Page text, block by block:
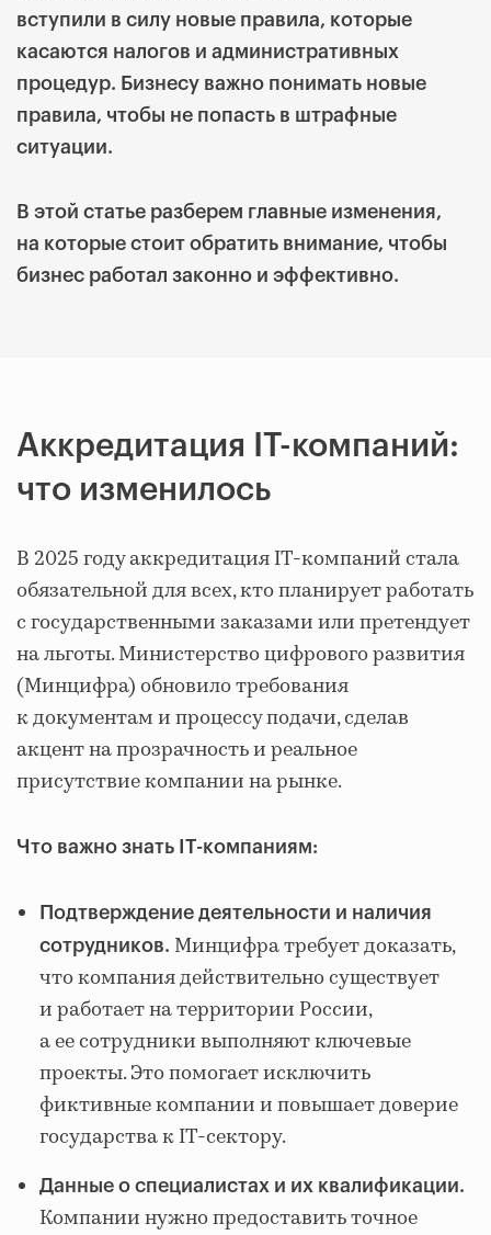
вступили в силу новые правила, которые
касаются налогов и административных
процедур. Бизнесу важно понимать новые
правила, чтобы не попасть в штрафные
ситуации.
В этой статье разберем главные изменения,
на которые стоит обратить внимание, чтобы
бизнес работал законно и эффективно.
Аккредитация IT-компаний:
что изменилось
В 2025 году аккредитация IT-компаний стала
обязательной для всех, кто планирует работать
с государственными заказами или претендует
на льготы. Министерство цифрового развития
(Минцифра) обновило требования
к документам и процессу подачи, сделав
акцент на прозрачность и реальное
присутствие компании на рынке.
Что важно знать IT-компаниям:
Подтверждение деятельности и наличия
сотрудников. Минцифра требует доказать,
что компания действительно существует
и работает на территории России,
а ее сотрудники выполняют ключевые
проекты. Это помогает исключить
фиктивные компании и повышает доверие
государства к IT-сектору.
Данные о специалистах и их квалификации.
Компании нужно предоставить точное